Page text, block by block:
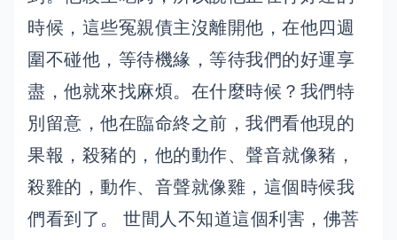
時候，這些冤親債主沒離開他，在他四週
圍不碰他，等待機緣，等待我們的好運享
盡，他就來找麻煩。在什麼時候？我們特
別留意，他在臨命終之前，我們看他現的
果報，殺豬的，他的動作、聲音就像豬，
殺雞的，動作、音聲就像雞，這個時候我
們看到了。 世間人不知道這個利害，佛菩